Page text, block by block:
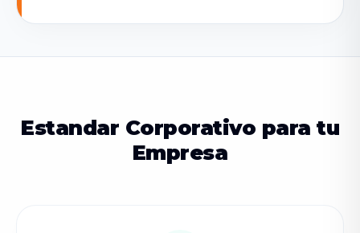
Estandar Corporativo para tu
Empresa